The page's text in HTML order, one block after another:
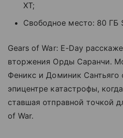
XT;
Свободное место: 80 ГБ
Gears of War: E-Day
вторжения Орды Саранчи.
Феникс и Доминик Сантьяго
эпицентре катастрофы,
ставшая отправной точкой
of War.